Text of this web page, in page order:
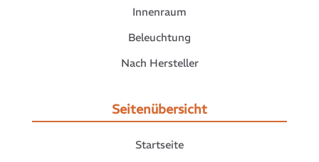
Innenraum
Beleuchtung
Nach Hersteller
Seitenübersicht
Startseite